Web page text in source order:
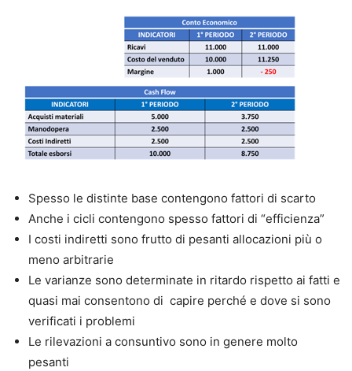
Spesso le distinte base contengono fattori di scarto
Anche i cicli contengono spesso fattori di “efficienza”
I costi indiretti sono frutto di pesanti allocazioni più o
meno arbitrarie
Le varianze sono determinate in ritardo rispetto ai fatti e
quasi mai consentono di capire perché e dove si sono
verificati i problemi
Le rilevazioni a consuntivo sono in genere molto
pesanti